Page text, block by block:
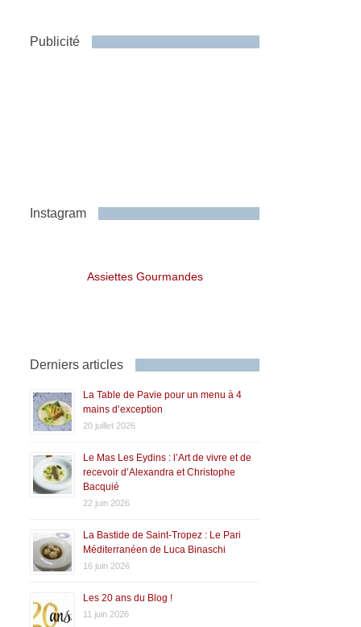
Publicité
Instagram
Assiettes Gourmandes
Derniers articles
La Table de Pavie pour un menu à 4
mains d’exception
20 juillet 2026
Le Mas Les Eydins : l’Art de vivre et de
recevoir d’Alexandra et Christophe
Bacquié
22 juin 2026
La Bastide de Saint-Tropez : Le Pari
Méditerranéen de Luca Binaschi
16 juin 2026
Les 20 ans du Blog !
11 juin 2026